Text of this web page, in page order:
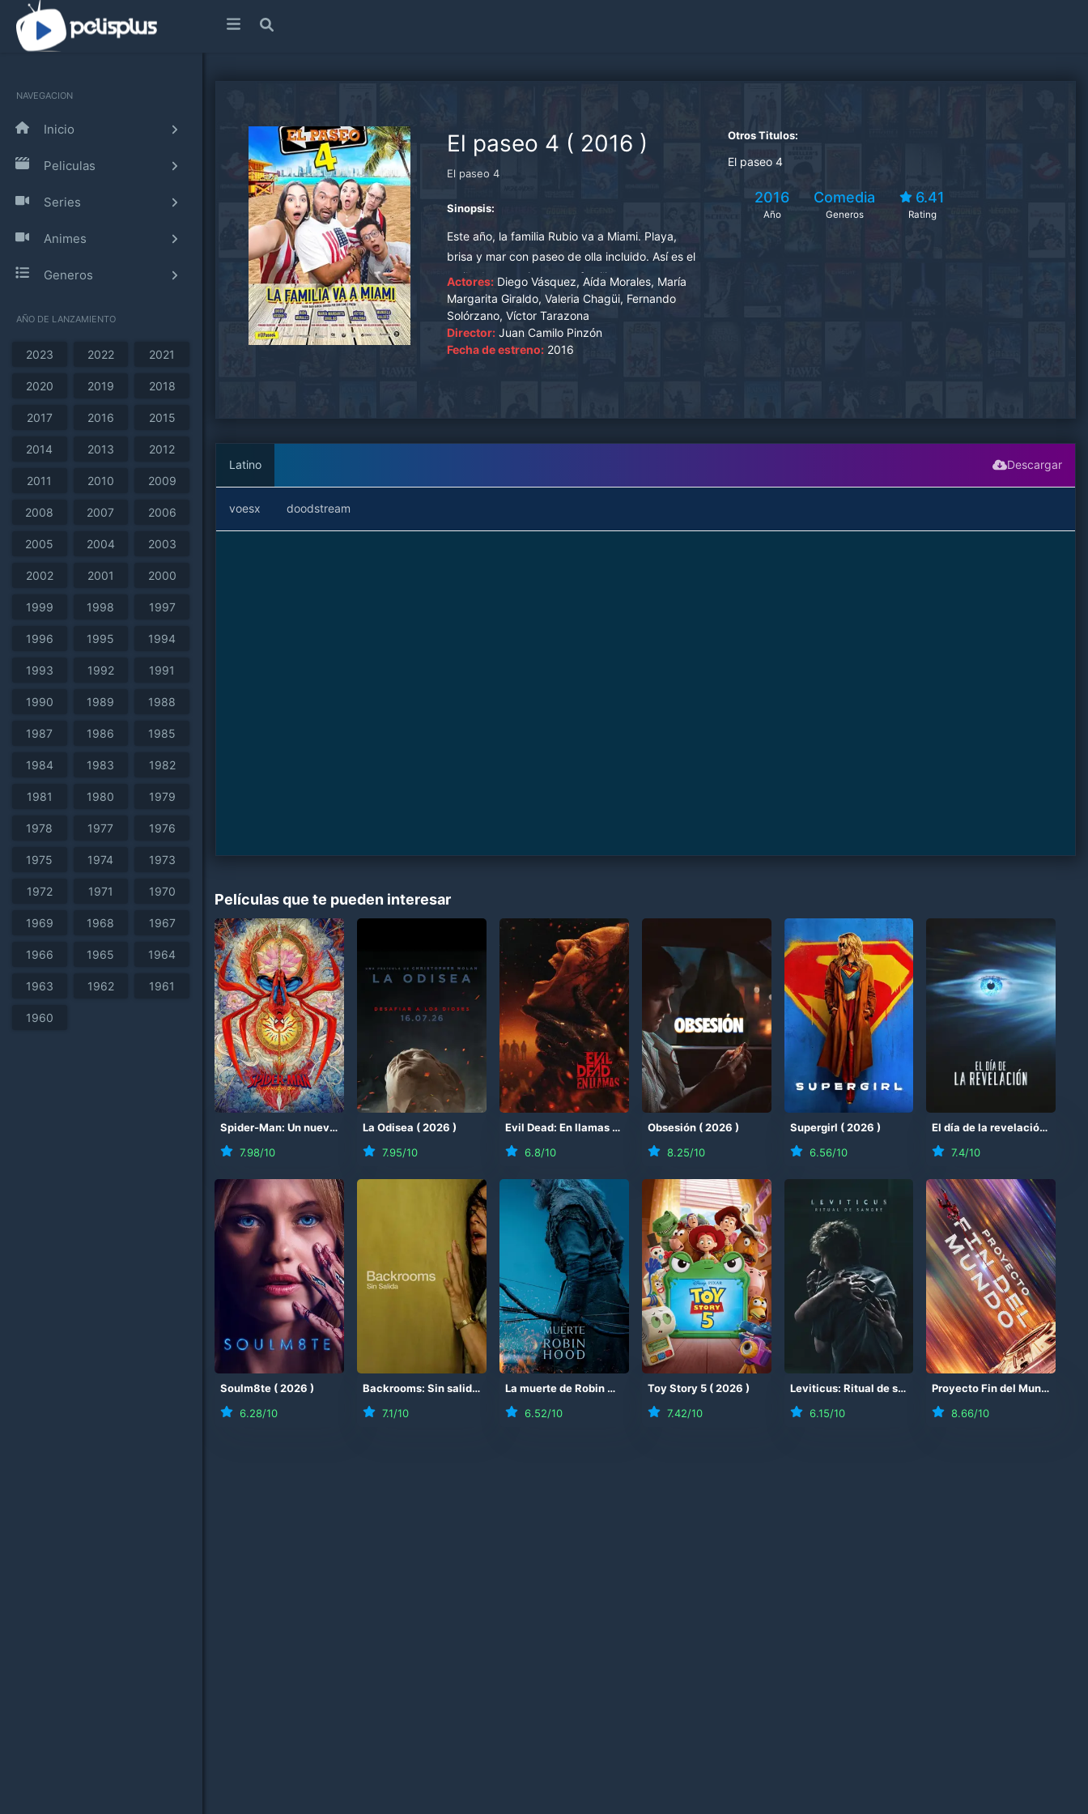
NAVEGACION
Inicio
Peliculas
Series
Animes
Generos
AÑO DE LANZAMIENTO
2023 2022 2021
2020 2019 2018
2017 2016 2015
2014 2013 2012
2011 2010 2009
2008 2007 2006
2005 2004 2003
2002 2001 2000
1999 1998 1997
1996 1995 1994
1993 1992 1991
1990 1989 1988
1987 1986 1985
1984 1983 1982
1981 1980 1979
1978 1977 1976
1975 1974 1973
1972 1971 1970
1969 1968 1967
1966 1965 1964
1963 1962 1961
1960
El paseo 4 ( 2016 )
El paseo 4
Sinopsis:
Este año, la familia Rubio va a Miami. Playa,
brisa y mar con paseo de olla incluido. Así es el
estilo de esta pintoresca familia que por
casualidades del destino tiene la oportunidad
de viajar a Miami. Por fin pasarán vacaciones en
otro lugar diferente a su querido Sasaima.
Pronto Miami recibirá a estos entusiastas
dejar muy en alto el nombre de la patria. Y como
Actores: Diego Vásquez, Aída Morales, María
Margarita Giraldo, Valeria Chagüi, Fernando
Solórzano, Víctor Tarazona
Director: Juan Camilo Pinzón
Fecha de estreno: 2016
Otros Titulos:
El paseo 4
2016
Año
Comedia
Generos
6.41
Rating
Latino Descargar
voesx doodstream
Películas que te pueden interesar
Spider-Man: Un nuevo día (2026)
7.98/10
La Odisea (2026 )
7.95/10
Evil Dead: En llamas (2026
)
6.8/10
Obsesión (2026 )
8.25/10
Supergirl (2026 )
6.56/10
El día de la revelación
7.4/10
Soulm8te (2026 )
6.28/10
Backrooms: Sin salida 2026)
7.1/10
La muerte de Robin Hood 2026)
6.52/10
Toy Story 5 (2026 )
7.42/10
Leviticus: Ritual de sangre (2026)
6.15/10
Proyecto Fin del Mundo
8.66/10